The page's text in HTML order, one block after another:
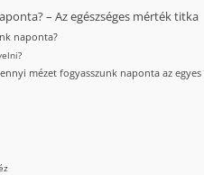
– Az egészséges mérték titka
naponta?
mézet fogyasszunk naponta az